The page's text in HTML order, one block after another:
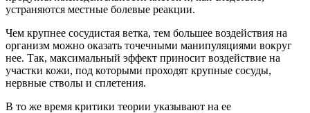
устраняются местные болевые реакции.
Чем крупнее сосудистая ветка, тем большее воздействия на
организм можно оказать точечными манипуляциями вокруг
нее. Так, максимальный эффект приносит воздействие на
участки кожи, под которыми проходят крупные сосуды,
нервные стволы и сплетения.
В то же время критики теории указывают на ее